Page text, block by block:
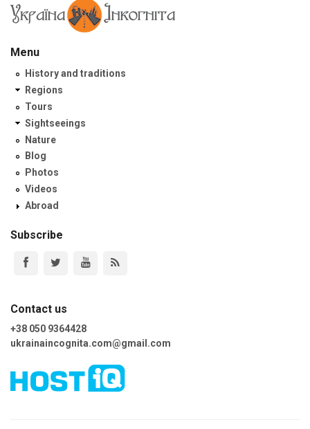
Menu
History and traditions
Regions
Tours
Sightseeings
Nature
Blog
Photos
Videos
Abroad
Subscribe
Contact us
+38 050 9364428
ukrainaincognita.com@gmail.com